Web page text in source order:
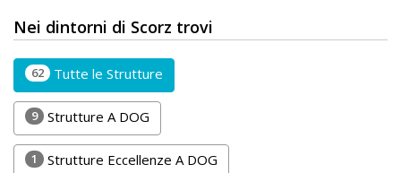
Video
Tutorial
Lavora
con
Noi
Nei dintorni di Scorz trovi
62 Tutte le Strutture
9 Strutture A DOG
1 Strutture Eccellenze A DOG